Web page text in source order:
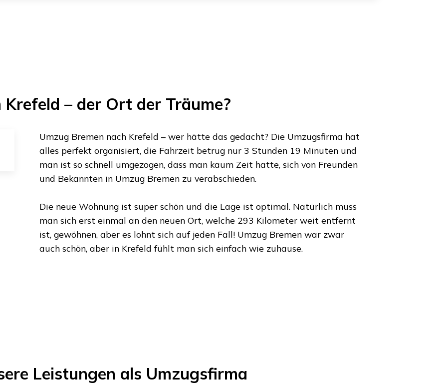
Krefeld – der Ort der Träume?
Umzug Bremen nach Krefeld – wer hätte das gedacht? Die Umzugsfirma hat
alles perfekt organisiert, die Fahrzeit betrug nur 3 Stunden 19 Minuten und
man ist so schnell umgezogen, dass man kaum Zeit hatte, sich von Freunden
und Bekannten in Umzug Bremen zu verabschieden.
Die neue Wohnung ist super schön und die Lage ist optimal. Natürlich muss
man sich erst einmal an den neuen Ort, welche 293 Kilometer weit entfernt
ist, gewöhnen, aber es lohnt sich auf jeden Fall! Umzug Bremen war zwar
auch schön, aber in Krefeld fühlt man sich einfach wie zuhause.
Leistungen als Umzugsfirma